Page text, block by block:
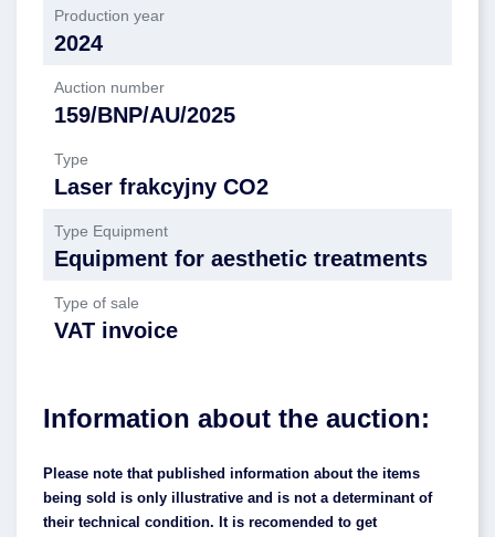
Production year
2024
Auction number
159/BNP/AU/2025
Type
Laser frakcyjny CO2
Type Equipment
Equipment for aesthetic treatments
Type of sale
VAT invoice
Information about the auction:
Please note that published information about the items
being sold is only illustrative and is not a determinant of
their technical condition. It is recomended to get